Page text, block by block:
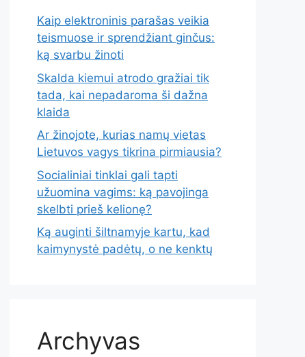
Kaip elektroninis parašas veikia
teismuose ir sprendžiant ginčus:
ką svarbu žinoti
Skalda kiemui atrodo gražiai tik
tada, kai nepadaroma ši dažna
klaida
Ar žinojote, kurias namų vietas
Lietuvos vagys tikrina pirmiausia?
Socialiniai tinklai gali tapti
užuomina vagims: ką pavojinga
skelbti prieš kelionę?
Ką auginti šiltnamyje kartu, kad
kaimynystė padėtų, o ne kenktų
Archyvas